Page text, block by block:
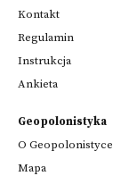
Kontakt
Regulamin
Instrukcja
Ankieta
Geopolonistyka
O Geopolonistyce
Mapa